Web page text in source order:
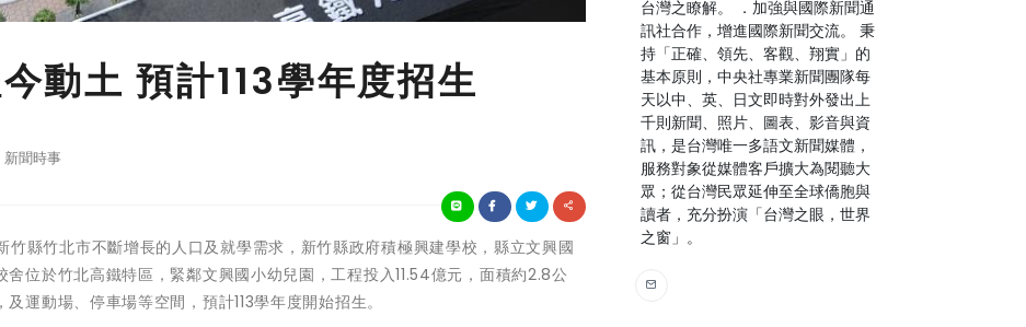
動土 預計113學年度招生
新聞時事
縣竹北市不斷增長的人口及就學需求，新竹縣政府積極興建學校，縣立文興國
位於竹北高鐵特區，緊鄰文興國小幼兒園，工程投入11.54億元，面積約2.8公
運動場、停車場等空間，預計113學年度開始招生。
台灣之瞭解。 ．加強與國際新聞通
訊社合作，增進國際新聞交流。 秉
持「正確、領先、客觀、翔實」的
基本原則，中央社專業新聞團隊每
天以中、英、日文即時對外發出上
千則新聞、照片、圖表、影音與資
訊，是台灣唯一多語文新聞媒體，
服務對象從媒體客戶擴大為閱聽大
眾；從台灣民眾延伸至全球僑胞與
讀者，充分扮演「台灣之眼，世界
之窗」。